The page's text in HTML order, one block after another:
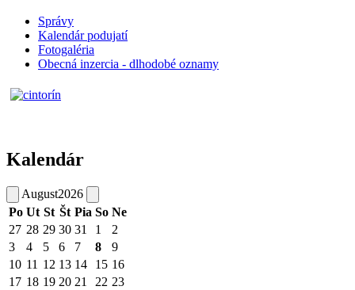
Správy
Kalendár podujatí
Fotogaléria
Obecná inzercia - dlhodobé oznamy
Kalendár
August2026
Po Ut St Št Pia So Ne
27 28 29 30 31 1
2
3
4 5 6 7 8
9
10 11 12 13 14 15 16
17 18 19 20 21 22 23